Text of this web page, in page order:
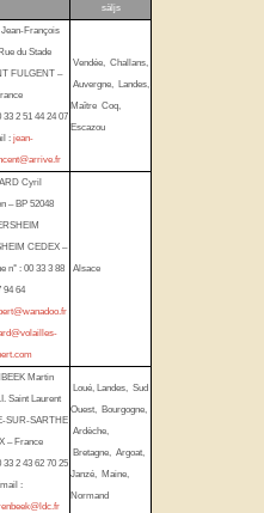
säljs
François
du Stade
FULGENT –
33 2 51 44 24 07
: jean-
Vendée, Challans,
Auvergne, Landes,
Maître Coq,
Escazou
Cyril
– BP 52048
CEDEX –
n° : 00 33 3 88
94 64
Alsace
Martin
Saint Laurent
SUR-SARTHE
– France
33 2 43 62 70 25
:
Loué, Landes, Sud
Ouest, Bourgogne,
Ardèche,
Bretagne, Argoat,
Janzé, Maine,
Normand